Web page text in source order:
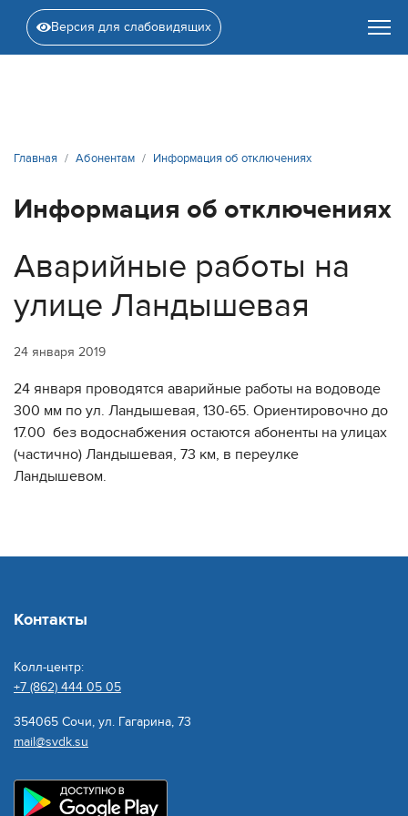
Версия для слабовидящих
Главная Абонентам Информация об отключениях
Информация об отключениях
Аварийные работы на
улице Ландышевая
24 января 2019
24 января проводятся аварийные работы на водоводе
300 мм по ул. Ландышевая, 130-65. Ориентировочно до
17.00 без водоснабжения остаются абоненты на улицах
(частично) Ландышевая, 73 км, в переулке
Ландышевом.
Контакты
Колл-центр:
+7 (862) 444 05 05
354065 Сочи, ул. Гагарина, 73
mail@svdk.su